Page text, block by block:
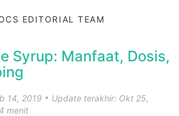
EDITORIAL TEAM
Syrup: Manfaat, Dosis,
14, 2019
Update terakhir: Okt 25,
menit